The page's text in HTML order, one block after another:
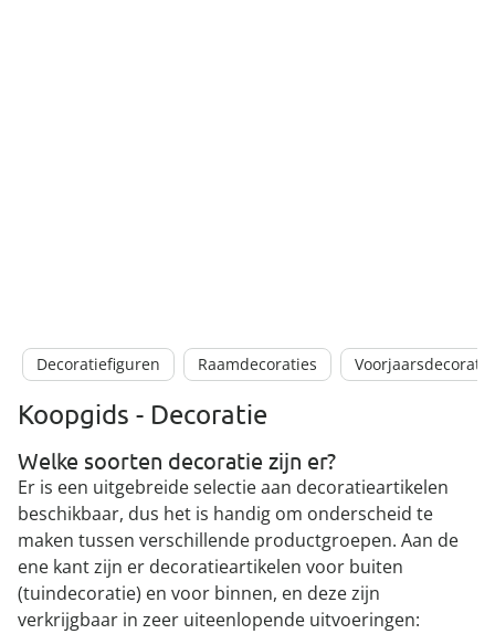
Decoratiefiguren Raamdecoraties
Koopgids - Decoratie
Welke soorten decoratie zijn er?
Er is een uitgebreide selectie aan decoratieartikelen
beschikbaar, dus het is handig om onderscheid te
maken tussen verschillende productgroepen. Aan de
ene kant zijn er decoratieartikelen voor buiten
(tuindecoratie) en voor binnen, en deze zijn
verkrijgbaar in zeer uiteenlopende uitvoeringen: